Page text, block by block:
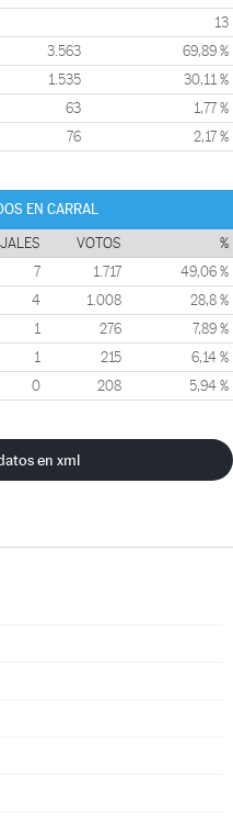
13
3.563 69,89 %
1.535 30,11 %
63 1,77 %
76 2,17 %
EN CARRAL
VOTOS %
7 1.717 49,06 %
4 1.008 28,8 %
1 276 7,89 %
1 215 6,14 %
0 208 5,94 %
en xml